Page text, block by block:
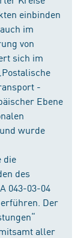
einbinden
im
von
sich im
-
Ebene
wurde
die
des
043-03-04
Der
aller